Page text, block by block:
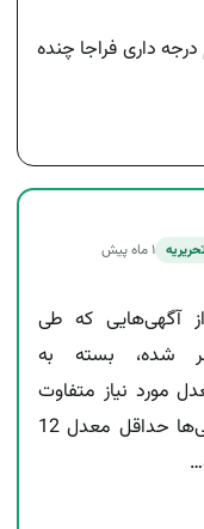
داری فراجا چنده
تحریریه ۱ ماه پیش
آگهی‌هایی که طی
شده، بسته به
مورد نیاز متفاوت
بوده. مثلا در برخی آگهی‌ها حداقل معدل 12